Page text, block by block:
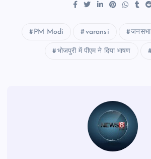
PM Modi varansi जनसभा
भोजपुरी में पीएम ने दिया भाषण